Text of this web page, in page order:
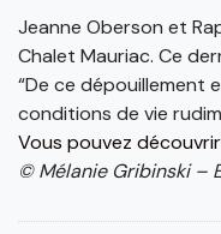
Jeanne Oberson et
Chalet Mauriac. Ce
“De ce dépouillement
conditions de vie
Vous pouvez
© Mélanie Gribinski –